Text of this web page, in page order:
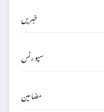
خبریں
سپورٹس
مضامین